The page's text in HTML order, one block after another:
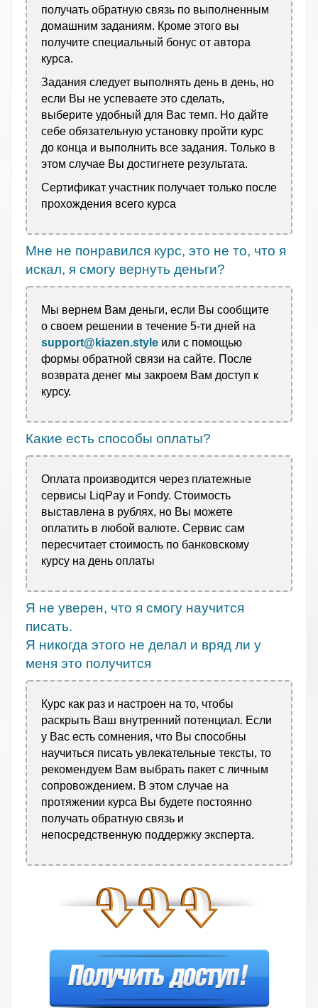
получать обратную связь по выполненным
домашним заданиям. Кроме этого вы
получите специальный бонус от автора
курса.
Задания следует выполнять день в день, но
если Вы не успеваете это сделать,
выберите удобный для Вас темп. Но дайте
себе обязательную установку пройти курс
до конца и выполнить все задания. Только в
этом случае Вы достигнете результата.
Сертификат участник получает только после
прохождения всего курса
Мне не понравился курс, это не то, что я
искал, я смогу вернуть деньги?
Мы вернем Вам деньги, если Вы сообщите
о своем решении в течение 5-ти дней на
support@kiazen.style или с помощью
формы обратной связи на сайте. После
возврата денег мы закроем Вам доступ к
курсу.
Какие есть способы оплаты?
Оплата производится через платежные
сервисы LiqPay и Fondy. Стоимость
выставлена в рублях, но Вы можете
оплатить в любой валюте. Сервис сам
пересчитает стоимость по банковскому
курсу на день оплаты
Я не уверен, что я смогу научится
писать.
Я никогда этого не делал и вряд ли у
меня это получится
Курс как раз и настроен на то, чтобы
раскрыть Ваш внутренний потенциал. Если
у Вас есть сомнения, что Вы способны
научиться писать увлекательные тексты, то
рекомендуем Вам выбрать пакет с личным
сопровождением. В этом случае на
протяжении курса Вы будете постоянно
получать обратную связь и
непосредственную поддержку эксперта.